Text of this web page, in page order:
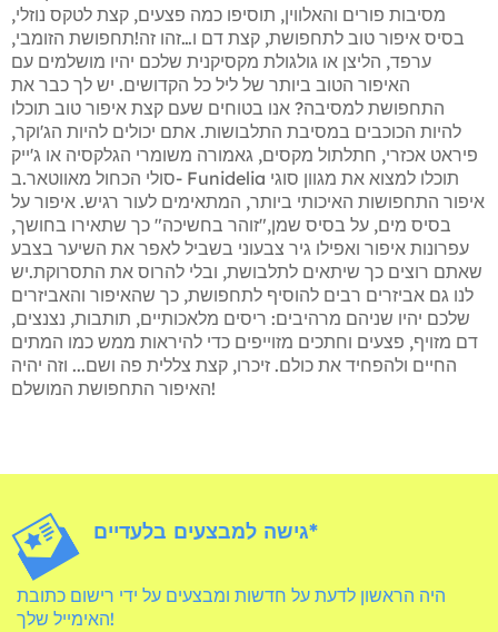
מסיבות פורים והאלווין, תוסיפו כמה פצעים, קצת לטקס נוזלי,
בסיס איפור טוב לתחפושת, קצת דם ו…זהו זה!תחפושת הזומבי,
ערפד, הליצן או גולגולת מקסיקנית שלכם יהיו מושלמים עם
האיפור הטוב ביותר של ליל כל הקדושים. יש לך כבר את
התחפושת למסיבה? אנו בטוחים שעם קצת איפור טוב תוכלו
להיות הכוכבים במסיבת התלבושות. אתם יכולים להיות הג'וקר,
פיראט אכזרי, חתלתול מקסים, גאמורה משומרי הגלקסיה או ג'ייק
סולי הכחול מאווטאר.ב- Funidelia תוכלו למצוא את מגוון סוגי
איפור התחפושות האיכותי ביותר, המתאימים לעור רגיש. איפור על
בסיס מים, על בסיס שמן,"זוהר בחשיכה" כך שתאירו בחושך,
עפרונות איפור ואפילו גיר צבעוני בשביל לאפר את השיער בצבע
שאתם רוצים כך שיתאים לתלבושת, ובלי להרוס את התסרוקת.יש
לנו גם אביזרים רבים להוסיף לתחפושת, כך שהאיפור והאביזרים
שלכם יהיו שניהם מרהיבים: ריסים מלאכותיים, תותבות, נצנצים,
דם מזויף, פצעים וחתכים מזוייפים כדי להיראות ממש כמו המתים
החיים ולהפחיד את כולם. זיכרו, קצת צללית פה ושם... וזה יהיה
האיפור התחפושת המושלם!
גישה למבצעים בלעדיים*
היה הראשון לדעת על חדשות ומבצעים על ידי רישום כתובת
האימייל שלך!